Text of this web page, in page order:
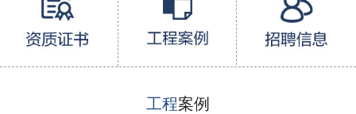
工程案例